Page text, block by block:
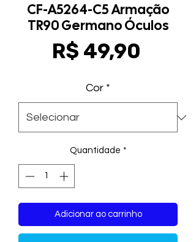
CF-A5264-C5 Armação
TR90 Germano Óculos
R$ 49,90
Cor *
Quantidade *
Adicionar ao carrinho